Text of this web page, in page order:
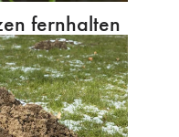
fernhalten